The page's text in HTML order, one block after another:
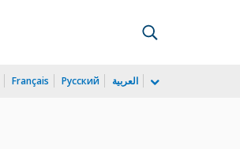
Français Русский العربية